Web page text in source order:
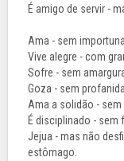
É amigo de servir -
Ama - sem
Vive alegre - com
Sofre - sem
Goza - sem
Ama a solidão -
É disciplinado - sem
Jejua - mas não
estômago.